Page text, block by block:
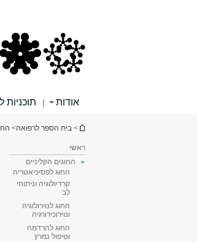
אודות | תוכניות
הינך נמצא כאן
> בית הספר לרפואה>
ראשי
החוגים הקליניים
החוג לפסיכיאטריה
קרדיולוגיה וניתוחי
לב
החוג לנוירולוגיה
ונוירוכירורגיה
החוג להרדמה
וטיפול נמרץ